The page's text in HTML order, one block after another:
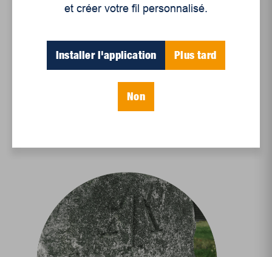
Énigme sur le patrimoine,Jeux d'esprit
et créer votre fil personnalisé.
Installer l'application Plus tard
Non